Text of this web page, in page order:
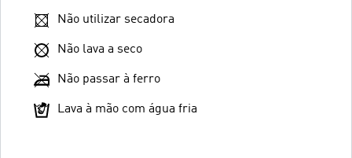
Não utilizar secadora
Não lava a seco
Não passar à ferro
Lava à mão com água fria